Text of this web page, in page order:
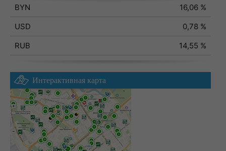
BYN
16,06 %
USD
0,78 %
RUB
14,55 %
Интерактивная карта